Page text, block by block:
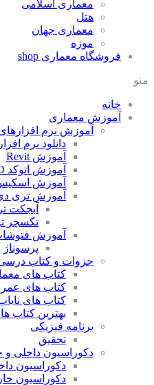
معماری اسلامی
معماری جهان
معماریshop
معماری
آموزش نرم افزارهای
دانلود نرم افزار های
آموزش Revit
آموزش اتوکد Auto CAD
آموزش اسکیس ،
آموزش تری دی مکس
آبجکت تری
تکسچر تری
آموزش فتوشاپ در
پرسوناژ
جزوات و کتاب درسی
کتاب های معماری
کتاب های عمران
کتاب های نایاب
بهترین کتاب های
برنامه فیزیکی
تحقیق
دکوراسیون داخلی و خارجی
دکوراسیون داخلی
دکوراسیون خارجی